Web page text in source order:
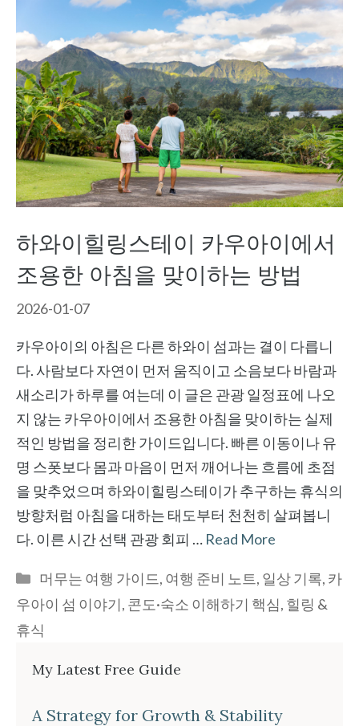
하와이힐링스테이 카우아이에서
조용한 아침을 맞이하는 방법
2026-01-07
카우아이의 아침은 다른 하와이 섬과는 결이 다릅니
다. 사람보다 자연이 먼저 움직이고 소음보다 바람과
새소리가 하루를 여는데 이 글은 관광 일정표에 나오
지 않는 카우아이에서 조용한 아침을 맞이하는 실제
적인 방법을 정리한 가이드입니다. 빠른 이동이나 유
명 스폿보다 몸과 마음이 먼저 깨어나는 흐름에 초점
을 맞추었으며 하와이힐링스테이가 추구하는 휴식의
방향처럼 아침을 대하는 태도부터 천천히 살펴봅니
다. 이른 시간 선택 관광 회피 … Read More
Categories
머무는 여행 가이드, 여행 준비 노트, 일상 기록, 카
우아이 섬 이야기, 콘도·숙소 이해하기 핵심, 힐링 &
휴식
My Latest Free Guide
A Strategy for Growth & Stability